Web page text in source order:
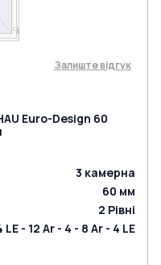
Залиште відгук
Euro-Design 60
3 камерна
60 мм
2 Рівні
LE - 12 Ar - 4 - 8 Ar - 4 LE